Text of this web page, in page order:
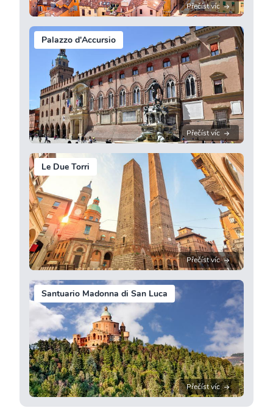
Přečíst víc
Palazzo d'Accursio
Přečíst víc
Le Due Torri
Přečíst víc
Santuario Madonna di San Luca
Přečíst víc